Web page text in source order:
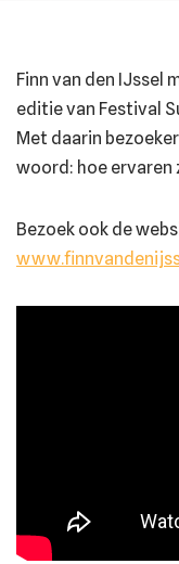
Finn van den IJssel
editie van Festival
Met daarin
woord: hoe ervaren
Bezoek ook de